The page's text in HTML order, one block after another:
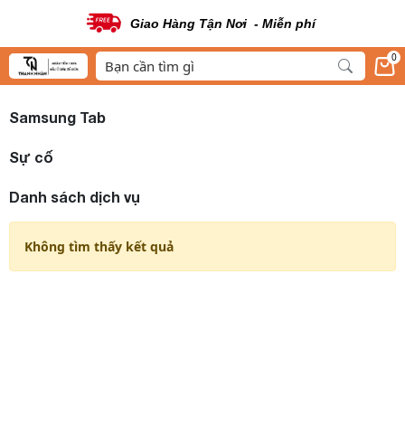
Giao Hàng Tận Nơi - Miễn phí
0
Samsung Tab
Sự cố
Danh sách dịch vụ
Không tìm thấy kết quả